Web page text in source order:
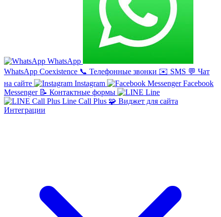
WhatsApp
WhatsApp Coexistence 📞 Телефонные звонки ✉️ SMS 💬 Чат
на сайте
Instagram
Facebook
Messenger 📝 Контактные формы
Line
Line Call Plus 🧩 Виджет для сайта
Интеграции